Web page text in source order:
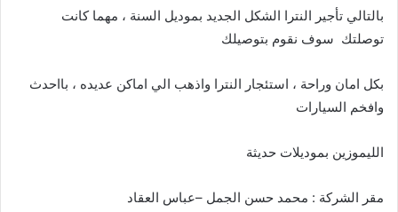
بالتالي تأجير النترا الشكل الجديد بموديل السنة ، مهما كانت
توصلتك سوف نقوم بتوصيلك
بكل امان وراحة ، استئجار النترا واذهب الي اماكن عديده ، بااحدث
وافخم السيارات
الليموزين بموديلات حديثة
مقر الشركة : محمد حسن الجمل –عباس العقاد